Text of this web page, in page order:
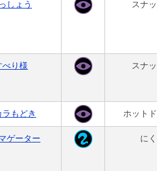
しょう スナ
べり様 スナ
ラもどき ホット
ゲーター にく